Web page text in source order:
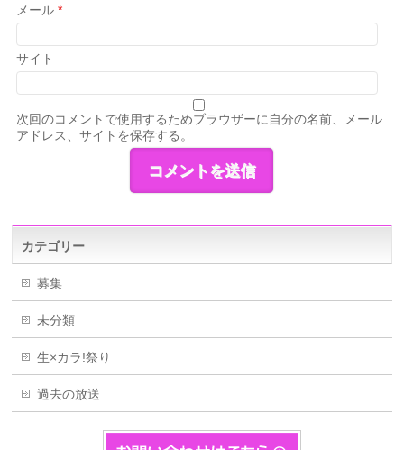
メール*
サイト
次回のコメントで使用するためブラウザーに自分の名前、メール
アドレス、サイトを保存する。
カテゴリー
募集
未分類
生×カラ!祭り
過去の放送